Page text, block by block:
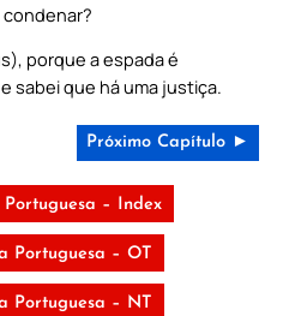
porque a espada é
sabei que há uma justiça.
Próximo Capítulo ►
– Index
Portuguesa – OT
Portuguesa – NT